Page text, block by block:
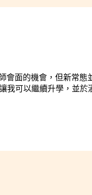
會面的機會，但新常態
我可以繼續升學，並於